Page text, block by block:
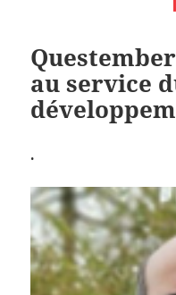
au service
.